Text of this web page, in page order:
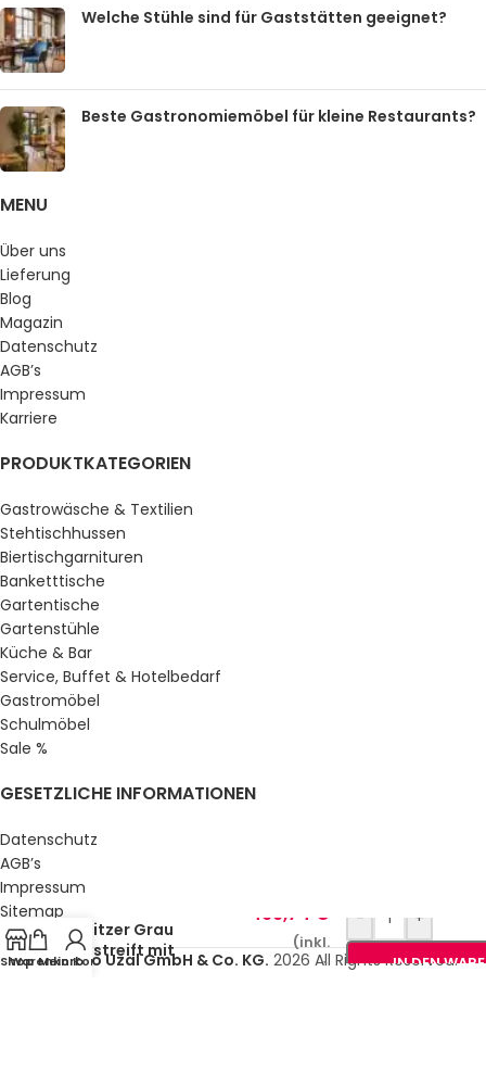
Welche Stühle sind für Gaststätten geeignet?
Beste Gastronomiemöbel für kleine Restaurants?
MENU
Über uns
Lieferung
Blog
Magazin
Datenschutz
AGB’s
Impressum
Karriere
PRODUKTKATEGORIEN
Gastrowäsche & Textilien
Stehtischhussen
Biertischgarnituren
Banketttische
Gartentische
Gartenstühle
Küche & Bar
Service, Buffet & Hotelbedarf
Gastromöbel
Schulmöbel
Sale %
GESETZLICHE INFORMATIONEN
Datenschutz
AGB’s
Impressum
Sitemap
Über uns
© Gastro Uzal GmbH & Co. KG. 2026 All Rights Reserved.
Shop
Warenkorb
Mein Konto
3 Sitzer Grau
Gestreift mit
verstellbarem Dach
499,74 €
(inkl.
MwSt.)
- +
IN DEN